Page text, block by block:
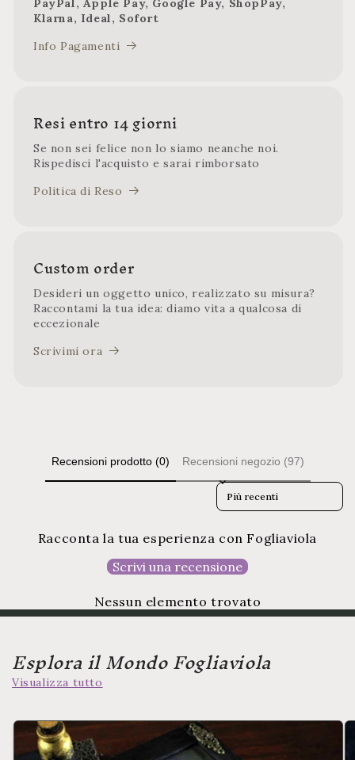
PayPal, Apple Pay, Google Pay, ShopPay,
Klarna, Ideal, Sofort
Info Pagamenti
Resi entro 14 giorni
Se non sei felice non lo siamo neanche noi.
Rispedisci l'acquisto e sarai rimborsato
Politica di Reso
Custom order
Desideri un oggetto unico, realizzato su misura?
Raccontami la tua idea: diamo vita a qualcosa di
eccezionale
Scrivimi ora
Recensioni prodotto (0) Recensioni negozio (97)
Sort reviews by
Racconta la tua esperienza con Fogliaviola
Scrivi una recensione
Nessun elemento trovato
Esplora il Mondo Fogliaviola
Visualizza tutto